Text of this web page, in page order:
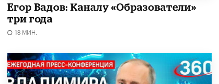
Егор Вадов: Каналу «Образователи»
три года
18 МИН.